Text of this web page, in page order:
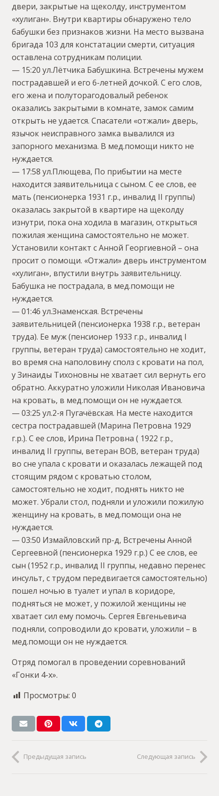
двери, закрытые на щеколду, инструментом
«хулиган». Внутри квартиры обнаружено тело
бабушки без признаков жизни. На место вызвана
бригада 103 для констатации смерти, ситуация
оставлена сотрудникам полиции.
— 15:20 ул.Лётчика Бабушкина. Встречены мужем
пострадавшей и его 6-летней дочкой. С его слов,
его жена и полуторагодовалый ребенок
оказались закрытыми в комнате, замок самим
открыть не удается. Спасатели «отжали» дверь,
язычок неисправного замка вывалился из
запорного механизма. В мед.помощи никто не
нуждается.
— 17:58 ул.Плющева, По прибытии на месте
находится заявительница с сыном. С ее слов, ее
мать (пенсионерка 1931 г.р., инвалид II группы)
оказалась закрытой в квартире на щеколду
изнутри, пока она ходила в магазин, открыться
пожилая женщина самостоятельно не может.
Установили контакт с Анной Георгиевной – она
просит о помощи. «Отжали» дверь инструментом
«хулиган», впустили внутрь заявительницу.
Бабушка не пострадала, в мед.помощи не
нуждается.
— 01:46 ул.Знаменская. Встречены
заявительницей (пенсионерка 1938 г.р., ветеран
труда). Ее муж (пенсионер 1933 г.р., инвалид I
группы, ветеран труда) самостоятельно не ходит,
во время сна наполовину сполз с кровати на пол,
у Зинаиды Тихоновны не хватает сил вернуть его
обратно. Аккуратно уложили Николая Ивановича
на кровать, в мед.помощи он не нуждается.
— 03:25 ул.2-я Пугачёвская. На месте находится
сестра пострадавшей (Марина Петровна 1929
г.р.). С ее слов, Ирина Петровна ( 1922 г.р.,
инвалид II группы, ветеран ВОВ, ветеран труда)
во сне упала с кровати и оказалась лежащей под
стоящим рядом с кроватью столом,
самостоятельно не ходит, поднять никто не
может. Убрали стол, подняли и уложили пожилую
женщину на кровать, в мед.помощи она не
нуждается.
— 03:50 Измайловский пр-д, Встречены Анной
Сергеевной (пенсионерка 1929 г.р.) С ее слов, ее
сын (1952 г.р., инвалид II группы, недавно перенес
инсульт, с трудом передвигается самостоятельно)
пошел ночью в туалет и упал в коридоре,
подняться не может, у пожилой женщины не
хватает сил ему помочь. Сергея Евгеньевича
подняли, сопроводили до кровати, уложили – в
мед.помощи он не нуждается.
Отряд помогал в проведении соревнований
«Гонки 4-х».
Просмотры: 0
Предыдущая запись Следующая запись